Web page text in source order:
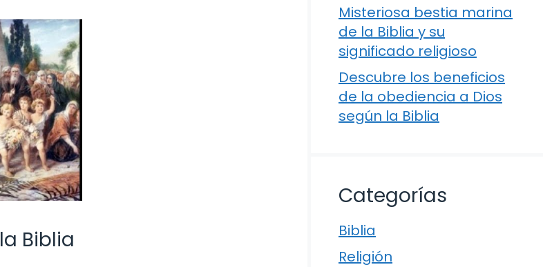
Biblia
Misteriosa bestia marina
de la Biblia y su
significado religioso
Descubre los beneficios
de la obediencia a Dios
según la Biblia
Categorías
Biblia
Religión